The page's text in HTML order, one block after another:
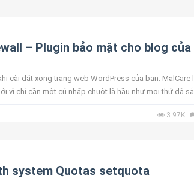
– Plugin bảo mật cho blog của
cài đặt xong trang web WordPress của bạn. MalCare
vì chỉ cần một cú nhấp chuột là hầu như mọi thứ đã sẵn
3.97K
system Quotas setquota